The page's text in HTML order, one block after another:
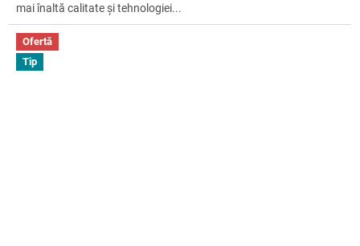
mai înaltă calitate și tehnologiei...
Ofertă
Tip